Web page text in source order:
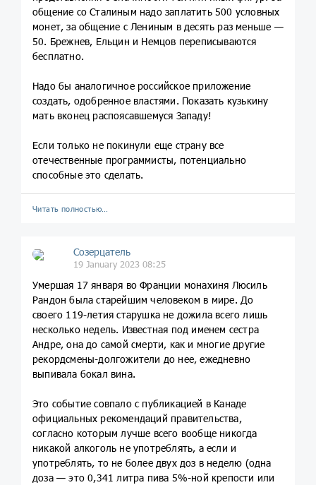
общение со Сталиным надо заплатить 500 условных
монет, за общение с Лениным в десять раз меньше —
50. Брежнев, Ельцин и Немцов переписываются
бесплатно.
Надо бы аналогичное российское приложение
создать, одобренное властями. Показать кузькину
мать вконец распоясавшемуся Западу!
Если только не покинули еще страну все
отечественные программисты, потенциально
способные это сделать.
Читать полностью…
Созерцатель
19 January 2023 08:25
Умершая 17 января во Франции монахиня Люсиль
Рандон была старейшим человеком в мире. До
своего 119-летия старушка не дожила всего лишь
несколько недель. Известная под именем сестра
Андре, она до самой смерти, как и многие другие
рекордсмены-долгожители до нее, ежедневно
выпивала бокал вина.
Это событие совпало с публикацией в Канаде
официальных рекомендаций правительства,
согласно которым лучше всего вообще никогда
никакой алкоголь не употреблять, а если и
употреблять, то не более двух доз в неделю (одна
доза — это 0,341 литра пива 5%-ной крепости или